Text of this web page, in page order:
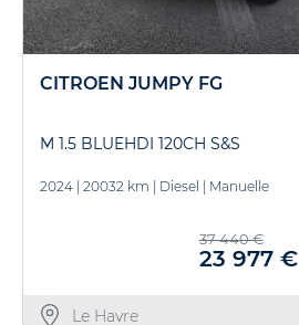
CITROEN JUMPY FG
M 1.5 BLUEHDI 120CH S&S
2024 20032 km Diesel Manuelle
37 440 €
23 977 €
Le Havre